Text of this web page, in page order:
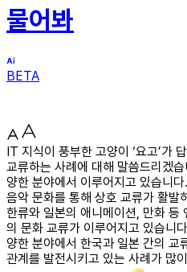
물어봐
BETA
IT 지식이 풍부한 고양이 ‘요고’가
교류하는 사례에 대해 말씀드리겠
양한 분야에서 이루어지고 있습니
음악 문화를 통해 상호 교류가 활발
한류와 일본의 애니메이션, 만화 등
의 문화 교류가 이루어지고 있습니
양한 분야에서 한국과 일본 간의 교
관계를 발전시키고 있는 사례가 많